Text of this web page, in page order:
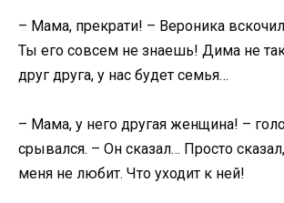
– Мама, прекрати! – Вероника
Ты его совсем не знаешь! Дима не
друг друга, у нас будет семья…
– Мама, у него другая женщина! –
срывался. – Он сказал… Просто
меня не любит. Что уходит к ней!